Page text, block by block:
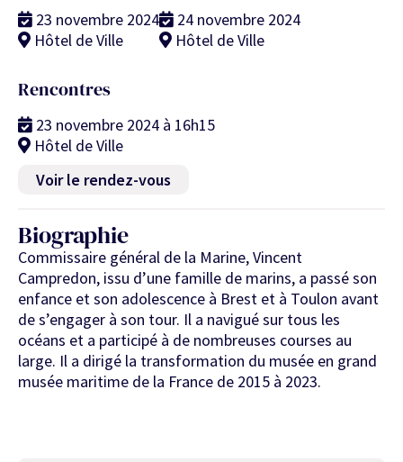
23 novembre 2024
Hôtel de Ville
24 novembre 2024
Hôtel de Ville
Rencontres
23 novembre 2024 à 16h15
Hôtel de Ville
Voir le rendez-vous
Biographie
Commissaire général de la Marine, Vincent
Campredon, issu d’une famille de marins, a passé son
enfance et son adolescence à Brest et à Toulon avant
de s’engager à son tour. Il a navigué sur tous les
océans et a participé à de nombreuses courses au
large. Il a dirigé la transformation du musée en grand
musée maritime de la France de 2015 à 2023.